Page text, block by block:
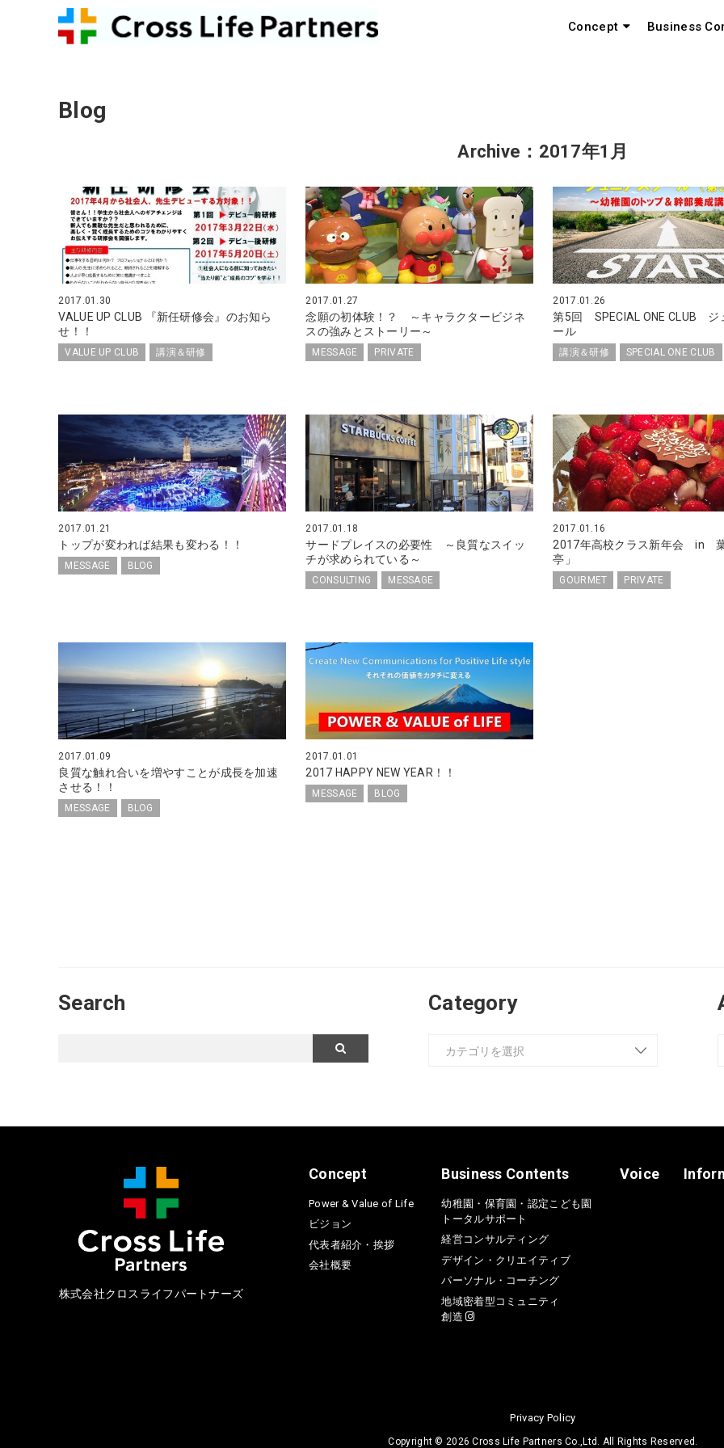
Concept Business
Blog
Archive：2017年1月
2017.01.30
VALUE UP CLUB 『新任研修会』のお知ら
せ！！
VALUE UP CLUB 講演＆研修
2017.01.27
念願の初体験！？ ～キャラクタービジネ
スの強みとストーリー～
MESSAGE PRIVATE
2017.01.26
第5回 SPECIAL ONE CLUB ジ
ール
講演＆研修 SPECIAL ONE CLUB
2017.01.21
トップが変われば結果も変わる！！
MESSAGE BLOG
2017.01.18
サードプレイスの必要性 ～良質なスイッ
チが求められている～
CONSULTING MESSAGE
2017.01.16
2017年高校クラス新年会 in
亭」
GOURMET PRIVATE
2017.01.09
良質な触れ合いを増やすことが成長を加速
させる！！
MESSAGE BLOG
2017.01.01
2017 HAPPY NEW YEAR！！
MESSAGE BLOG
Search Category
株式会社クロスライフパートナーズ
Concept
Power & Value of Life
ビジョン
代表者紹介・挨拶
会社概要
Business Contents
幼稚園・保育園・認定こども園
トータルサポート
経営コンサルティング
デザイン・クリエイティブ
パーソナル・コーチング
地域密着型コミュニティ
創造
Voice
Privacy Policy
Copyright © 2026 Cross Life Partners Co.,Ltd. All Rights Reserved.